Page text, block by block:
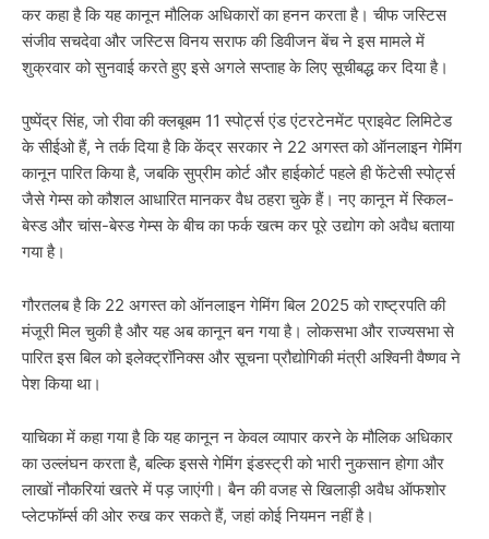
कर कहा है कि यह कानून मौलिक अधिकारों का हनन करता है। चीफ जस्टिस
संजीव सचदेवा और जस्टिस विनय सराफ की डिवीजन बेंच ने इस मामले में
शुक्रवार को सुनवाई करते हुए इसे अगले सप्ताह के लिए सूचीबद्ध कर दिया है।
पुष्पेंद्र सिंह, जो रीवा की क्लबूबम 11 स्पोर्ट्स एंड एंटरटेनमेंट प्राइवेट लिमिटेड
के सीईओ हैं, ने तर्क दिया है कि केंद्र सरकार ने 22 अगस्त को ऑनलाइन गेमिंग
कानून पारित किया है, जबकि सुप्रीम कोर्ट और हाईकोर्ट पहले ही फेंटेसी स्पोर्ट्स
जैसे गेम्स को कौशल आधारित मानकर वैध ठहरा चुके हैं। नए कानून में स्किल-
बेस्ड और चांस-बेस्ड गेम्स के बीच का फर्क खत्म कर पूरे उद्योग को अवैध बताया
गया है।
गौरतलब है कि 22 अगस्त को ऑनलाइन गेमिंग बिल 2025 को राष्ट्रपति की
मंजूरी मिल चुकी है और यह अब कानून बन गया है। लोकसभा और राज्यसभा से
पारित इस बिल को इलेक्ट्रॉनिक्स और सूचना प्रौद्योगिकी मंत्री अश्विनी वैष्णव ने
पेश किया था।
याचिका में कहा गया है कि यह कानून न केवल व्यापार करने के मौलिक अधिकार
का उल्लंघन करता है, बल्कि इससे गेमिंग इंडस्ट्री को भारी नुकसान होगा और
लाखों नौकरियां खतरे में पड़ जाएंगी। बैन की वजह से खिलाड़ी अवैध ऑफशोर
प्लेटफॉर्म्स की ओर रुख कर सकते हैं, जहां कोई नियमन नहीं है।